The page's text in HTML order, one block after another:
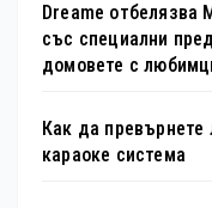
Dreame отбелязва
със специални
домовете с
Как да превърнете
караоке система